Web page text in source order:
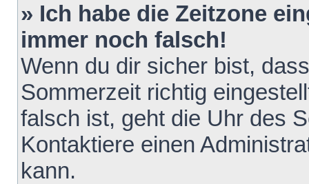
» Ich habe die Zeitzone
immer noch falsch!
Wenn du dir sicher bist,
Sommerzeit richtig
falsch ist, geht die Uhr des
Kontaktiere einen
kann.